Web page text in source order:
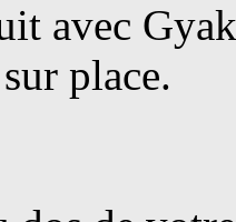
avec
place.